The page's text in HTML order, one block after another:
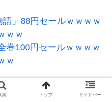
語」88円セールｗｗｗｗ
ｗｗ
巻100円セールｗｗｗｗ
ｗ
索 トップ サイドバー